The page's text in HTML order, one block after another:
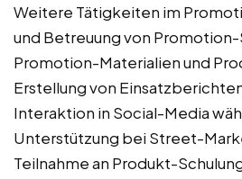
Weitere Tätigkeiten im
und Betreuung von
Promotion-Materialien und
Erstellung von
Interaktion in Social-Media
Unterstützung bei Street-
Teilnahme an Produkt-